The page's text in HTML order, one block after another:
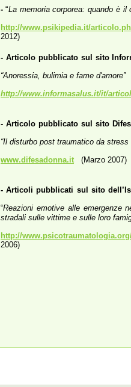
-“La memoria corporea: quando è il
http://www.psikipedia.it/
2012)
- Articolo pubblicato sul sito
“Anoressia, bulimia e fame d'amore”
http://www.informasalus.it/it/
- Articolo pubblicato sul sito
“Il disturbo post traumatico da
www.difesadonna.it(Marzo 2007)
- Articoli pubblicati sul sito
“Reazioni emotive alle emergenze
stradali sulle vittime e sulle loro
http://
2006)